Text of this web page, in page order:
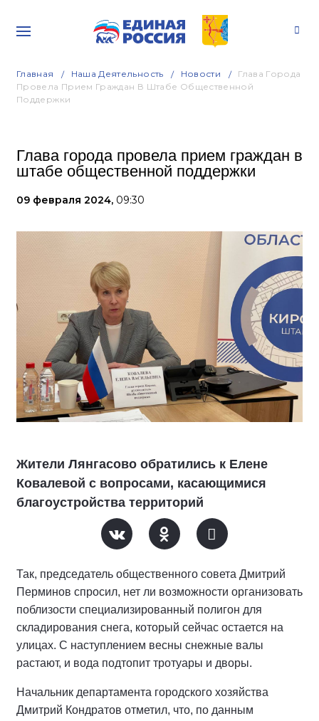
Главная Наша Деятельность Новости
Глава Города
Провела Прием Граждан В Штабе Общественной
Поддержки
Глава города провела прием граждан в
штабе общественной поддержки
09 февраля 2024, 09:30
Жители Лянгасово обратились к Елене
Ковалевой с вопросами, касающимися
благоустройства территорий
Так, председатель общественного совета Дмитрий
Перминов спросил, нет ли возможности организовать
поблизости специализированный полигон для
складирования снега, который сейчас остается на
улицах. С наступлением весны снежные валы
растают, и вода подтопит тротуары и дворы.
Начальник департамента городского хозяйства
Дмитрий Кондратов отметил, что, по данным